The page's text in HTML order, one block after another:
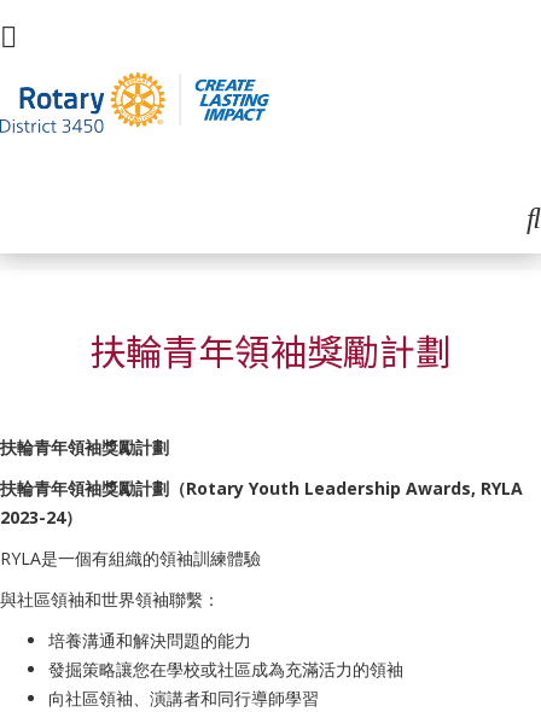
扶輪青年領袖獎勵計劃
扶輪青年領袖獎勵計劃
扶輪青年領袖獎勵計劃（Rotary Youth Leadership Awards, RYLA
2023-24）
RYLA是一個有組織的領袖訓練體驗
與社區領袖和世界領袖聯繫：
培養溝通和解決問題的能力
發掘策略讓您在學校或社區成為充滿活力的領袖
向社區領袖、演講者和同行導師學習